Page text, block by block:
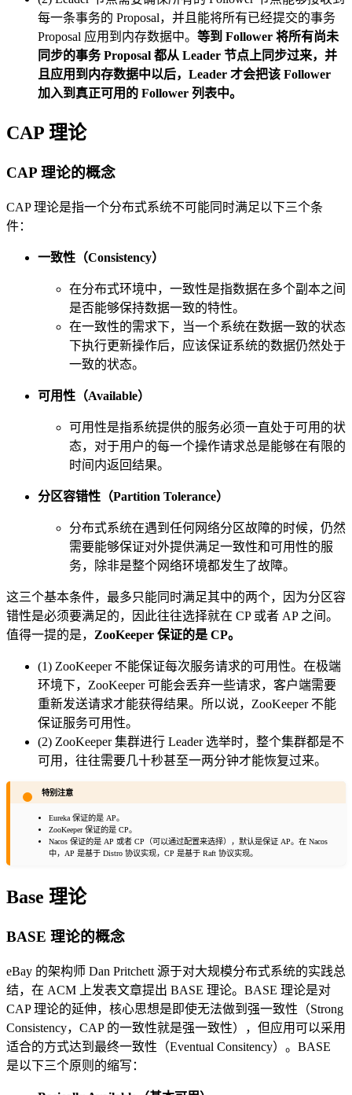
每一条事务的 Proposal，并且能将所有已经提交的事务
Proposal 应用到内存数据中。 等到 Follower 将所有尚未
同步的事务 Proposal 都从 Leader 节点上同步过来，并
且应用到内存数据中以后，Leader 才会把该 Follower
加入到真正可用的 Follower 列表中。
CAP 理论
CAP 理论的概念
CAP 理论是指一个分布式系统不可能同时满足以下三个条
件：
一致性（Consistency）
在分布式环境中，一致性是指数据在多个副本之间
是否能够保持数据一致的特性。
在一致性的需求下，当一个系统在数据一致的状态
下执行更新操作后，应该保证系统的数据仍然处于
一致的状态。
可用性（Available）
可用性是指系统提供的服务必须一直处于可用的状
态，对于用户的每一个操作请求总是能够在有限的
时间内返回结果。
分区容错性（Partition Tolerance）
分布式系统在遇到任何网络分区故障的时候，仍然
需要能够保证对外提供满足一致性和可用性的服
务，除非是整个网络环境都发生了故障。
这三个基本条件，最多只能同时满足其中的两个，因为分区容
错性是必须要满足的，因此往往选择就在 CP 或者 AP 之间。
值得一提的是， ZooKeeper 保证的是 CP。
(1) ZooKeeper 不能保证每次服务请求的可用性。在极端
环境下，ZooKeeper 可能会丢弃一些请求，客户端需要
重新发送请求才能获得结果。所以说，ZooKeeper 不能
保证服务可用性。
(2) ZooKeeper 集群进行 Leader 选举时，整个集群都是不
可用，往往需要几十秒甚至一两分钟才能恢复过来。
特别注意
Eureka 保证的是 AP。
ZooKeeper 保证的是 CP。
Nacos 保证的是 AP 或者 CP（可以通过配置来选择），默认是保证 AP。在 Nacos
中，AP 是基于 Distro 协议实现，CP 是基于 Raft 协议实现。
Base 理论
BASE 理论的概念
eBay 的架构师 Dan Pritchett 源于对大规模分布式系统的实践总
结，在 ACM 上发表文章提出 BASE 理论。BASE 理论是对
CAP 理论的延伸，核心思想是即使无法做到强一致性（Strong
Consistency，CAP 的一致性就是强一致性），但应用可以采用
适合的方式达到最终一致性（Eventual Consitency）。BASE
是以下三个原则的缩写：